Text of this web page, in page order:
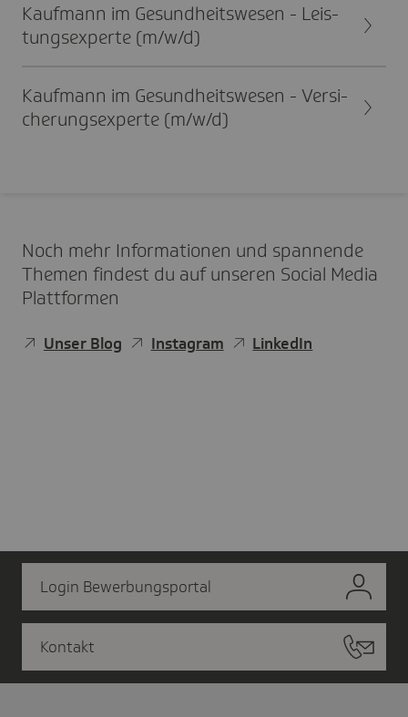
Kauf­­mann im Gesun­d­heits­­­wesen - Leis­
tungs­ex­perte (m/w/d)
Kauf­­mann im Gesun­d­heits­­­wesen - Versi­
che­rungs­ex­perte (m/w/d)
Noch mehr Informationen und spannende
Themen findest du auf unseren Social Media
Plattformen
Unser Blog Instagram LinkedIn
Login Bewerbungsportal
Kontakt